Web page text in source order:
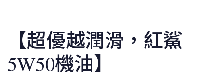
【超優越潤滑，紅鯊
5W50機油】